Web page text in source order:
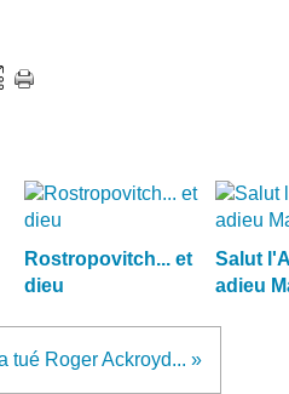
Rostropovitch... et
dieu
Salut
adieu
tué Roger Ackroyd... »